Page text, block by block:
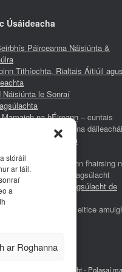
stóráil
ar fáil.
a
ar Roghanna
Úsáideacha
Páirceanna Náisiúnta &
Tithíochta, Rialtais Áitiúil agus
Náisiúnta le Sonraí
na hÉireann – cuntais
agus léarscáileanna
Oidhreachta
– acmhainn fhairsing
Aontaithe ar bhithéagsúlacht
mBliana den Bhithéagsúlacht de
NA, 2011-2020
Lorg Éireann
– clár eitice
Nasc
Inrochtaineacht- Polasaí